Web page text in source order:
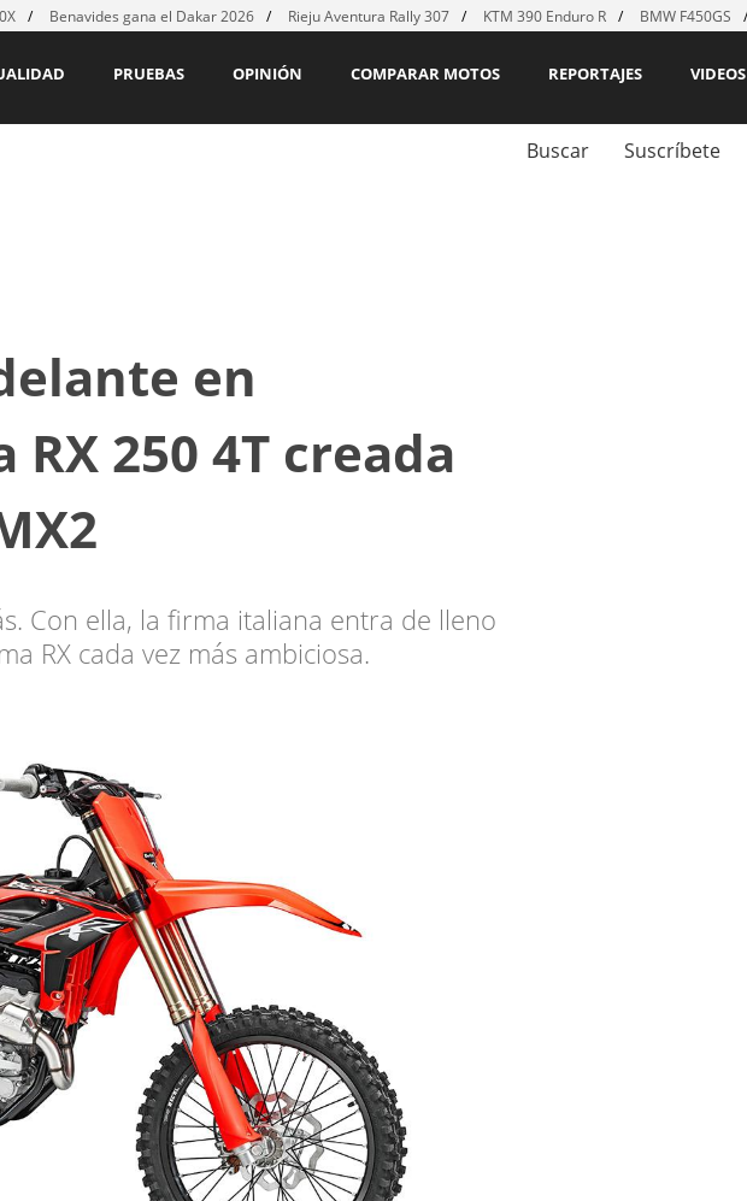
Benavides gana el Dakar 2026 Rieju Aventura Rally 307 KTM 390 Enduro R BMW F450GS
VIDEOS
REPORTAJES
COMPARAR MOTOS
OPINIÓN
PRUEBAS
Buscar Suscríbete
en
250 4T creada
Con ella, la firma italiana entra de lleno
RX cada vez más ambiciosa.